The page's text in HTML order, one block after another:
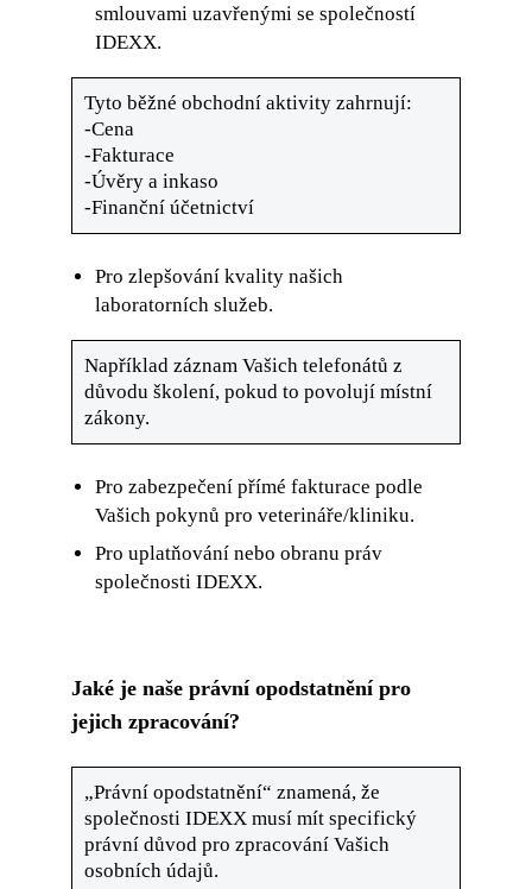
smlouvami uzavřenými se společností
IDEXX.
Tyto běžné obchodní aktivity zahrnují:
-Cena
-Fakturace
-Úvěry a inkaso
-Finanční účetnictví
Pro zlepšování kvality našich
laboratorních služeb.
Například záznam Vašich telefonátů z
důvodu školení, pokud to povolují místní
zákony.
Pro zabezpečení přímé fakturace podle
Vašich pokynů pro veterináře/kliniku.
Pro uplatňování nebo obranu práv
společnosti IDEXX.
Jaké je naše právní opodstatnění pro
jejich zpracování?
„Právní opodstatnění“ znamená, že
společnosti IDEXX musí mít specifický
právní důvod pro zpracování Vašich
osobních údajů.